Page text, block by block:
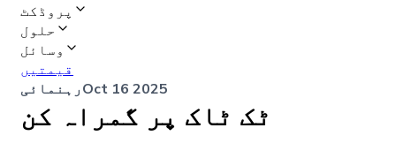
پروڈکٹ
حلول
وسائل
قیمتیں
رہنمائیOct 16 2025
ٹک ٹاک پر گمراہ کن